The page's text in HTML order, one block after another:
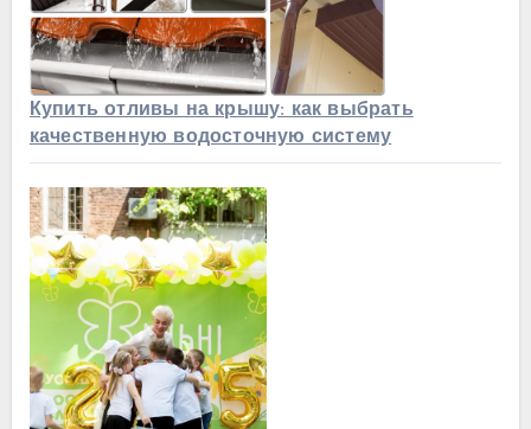
Купить отливы на крышу: как выбрать
качественную водосточную систему